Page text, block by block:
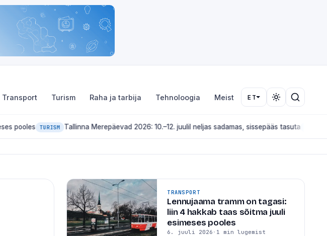
Transport Turism Raha ja tarbija Tehnoloogia Meist ET
TURISM Tallinna Merepäevad 2026: 10.–12. juulil neljas sadamas, sissepääs tasuta KULTUUR JA
TRANSPORT
Lennujaama tramm on tagasi:
liin 4 hakkab taas sõitma juuli
esimeses pooles
6. juuli 2026 · 1 min lugemist